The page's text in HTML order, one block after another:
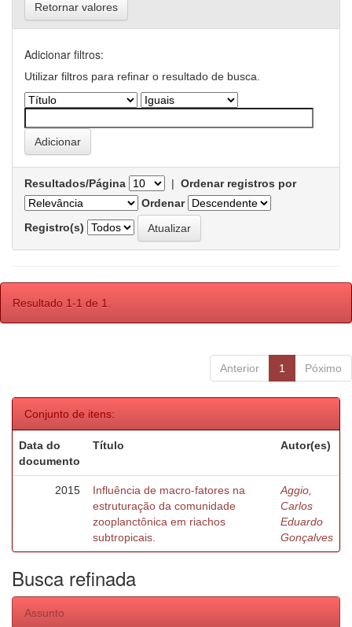
Retornar valores
Adicionar filtros:
Utilizar filtros para refinar o resultado de busca.
Resultados/Página | Ordenar registros por
Ordenar
Registro(s)
Resultado 1-1 de 1.
Anterior 1 Póximo
Conjunto de itens:
Data do
documento
Título Autor(es)
2015
Influência de macro-fatores na
estruturação da comunidade
zooplanctônica em riachos
subtropicais.
Aggio,
Carlos
Eduardo
Gonçalves
Busca refinada
Assunto